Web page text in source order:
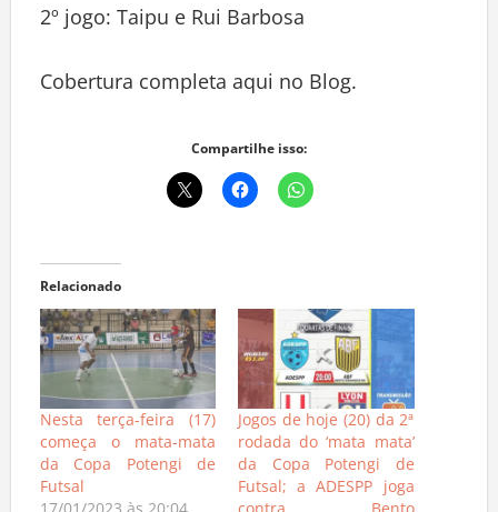
2º jogo: Taipu e Rui Barbosa
Cobertura completa aqui no Blog.
Compartilhe isso:
Relacionado
Nesta terça-feira (17)
começa o mata-mata
da Copa Potengi de
Futsal
Jogos de hoje (20) da 2ª
rodada do ‘mata mata’
da Copa Potengi de
Futsal; a ADESPP joga